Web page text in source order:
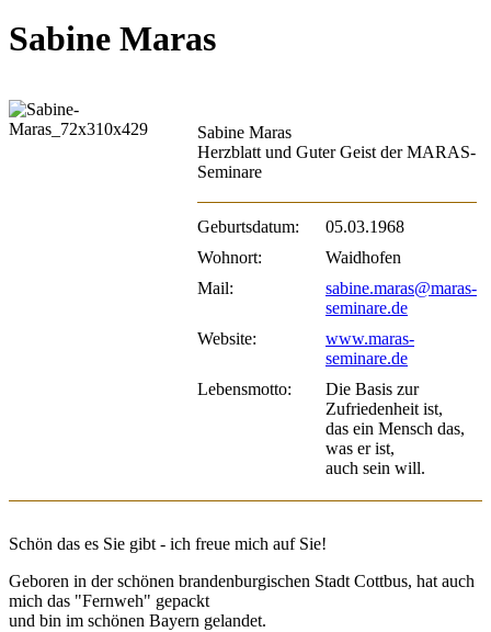
Sabine Maras
Sabine Maras
Herzblatt und Guter Geist der MARAS-
Seminare
Geburtsdatum:
05.03.1968
Wohnort:
Waidhofen
Mail:
sabine.maras@maras-
seminare.de
Website:
www.maras-
seminare.de
Lebensmotto:
Die Basis zur
Zufriedenheit ist,
das ein Mensch das,
was er ist,
auch sein will.
Schön das es Sie gibt - ich freue mich auf Sie!
Geboren in der schönen brandenburgischen Stadt Cottbus, hat auch
mich das "Fernweh" gepackt
und bin im schönen Bayern gelandet.